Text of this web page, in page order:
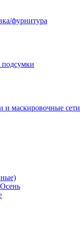
фурнитура
подсумки
и маскировочные сети